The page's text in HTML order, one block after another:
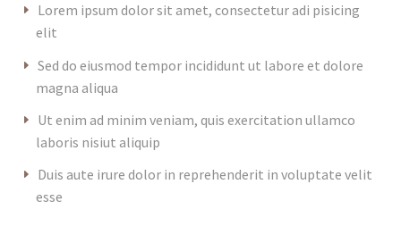
Lorem ipsum dolor sit amet, consectetur adi pisicing
elit
Sed do eiusmod tempor incididunt ut labore et dolore
magna aliqua
Ut enim ad minim veniam, quis exercitation ullamco
laboris nisiut aliquip
Duis aute irure dolor in reprehenderit in voluptate velit
esse